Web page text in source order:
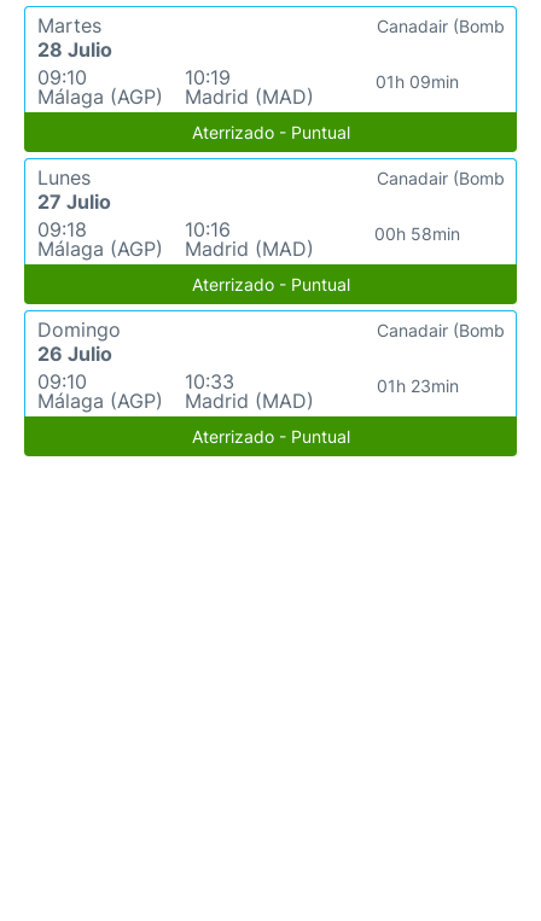
Martes
28 Julio
09:10
Málaga (AGP)
10:19
Madrid (MAD)
01h 09min
Canadair (Bomb
Aterrizado - Puntual
Lunes
27 Julio
09:18
Málaga (AGP)
10:16
Madrid (MAD)
00h 58min
Canadair (Bomb
Aterrizado - Puntual
Domingo
26 Julio
09:10
Málaga (AGP)
10:33
Madrid (MAD)
01h 23min
Canadair (Bomb
Aterrizado - Puntual